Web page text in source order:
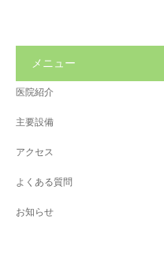
メニュー
医院紹介
主要設備
アクセス
よくある質問
お知らせ